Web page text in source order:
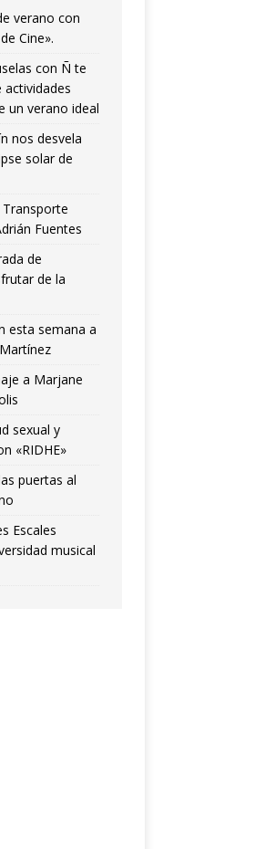
verano con
Cine».
con Ñ te
un verano ideal
nos desvela
solar de
Fuentes
de
de la
esta semana a
a Marjane
sexual y
«RIDHE»
puertas al
Escales
musical